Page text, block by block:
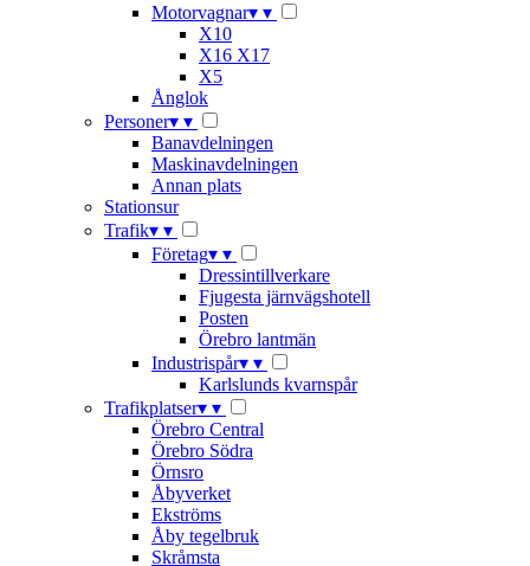
Motorvagnar▾ ▾
X10
X16 X17
X5
Ånglok
Personer▾ ▾
Banavdelningen
Maskinavdelningen
Annan plats
Stationsur
Trafik▾ ▾
Företag▾ ▾
Dressintillverkare
Fjugesta järnvägshotell
Posten
Örebro lantmän
Industrispår▾ ▾
Karlslunds kvarnspår
Trafikplatser▾ ▾
Örebro Central
Örebro Södra
Örnsro
Åbyverket
Ekströms
Åby tegelbruk
Skråmsta